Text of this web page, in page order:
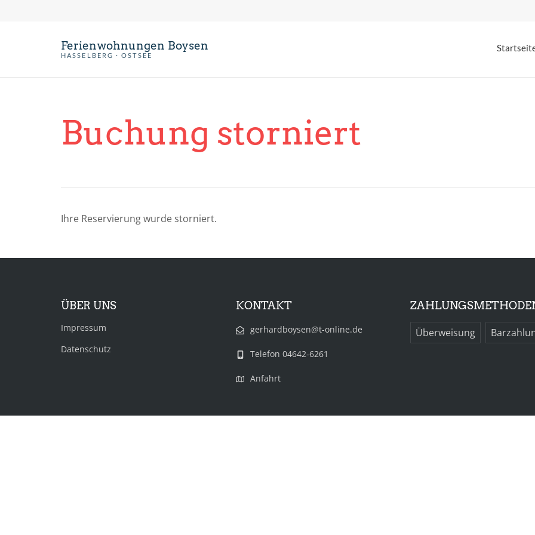
Ferienwohnungen Boysen
HASSELBERG · OSTSEE
Buchung storniert
Ihre Reservierung wurde storniert.
ÜBER UNS
Impressum
Datenschutz
KONTAKT
gerhardboysen@t-online.de
Telefon 04642-6261
Anfahrt
Überweisung